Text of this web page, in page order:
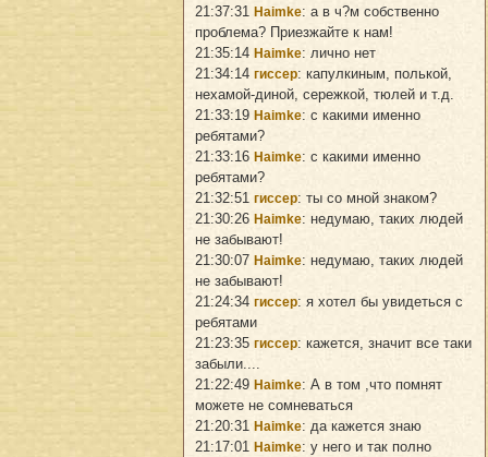
21:37:31 Haimke: а в ч?м собственно
проблема? Приезжайте к нам!
21:35:14 Haimke: лично нет
21:34:14 гиссер: капулкиным, полькой,
нехамой-диной, сережкой, тюлей и т.д.
21:33:19 Haimke: с какими именно
ребятами?
21:33:16 Haimke: с какими именно
ребятами?
21:32:51 гиссер: ты со мной знаком?
21:30:26 Haimke: недумаю, таких людей
не забывают!
21:30:07 Haimke: недумаю, таких людей
не забывают!
21:24:34 гиссер: я хотел бы увидеться с
ребятами
21:23:35 гиссер: кажется, значит все таки
забыли....
21:22:49 Haimke: А в том ,что помнят
можете не сомневаться
21:20:31 Haimke: да кажется знаю
21:17:01 Haimke: у него и так полно